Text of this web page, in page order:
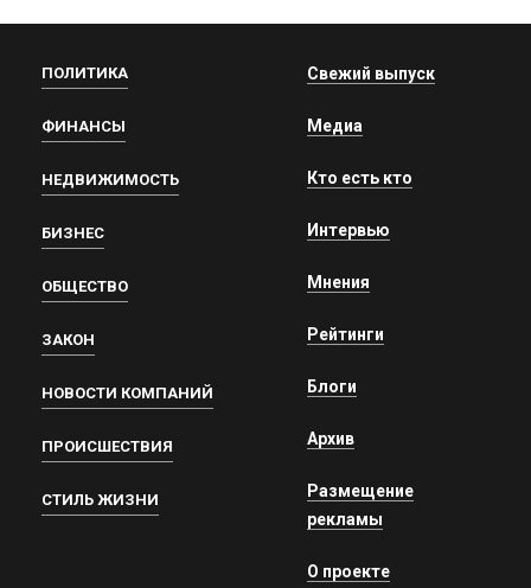
ПОЛИТИКА
ФИНАНСЫ
НЕДВИЖИМОСТЬ
БИЗНЕС
ОБЩЕСТВО
ЗАКОН
НОВОСТИ КОМПАНИЙ
ПРОИСШЕСТВИЯ
СТИЛЬ ЖИЗНИ
Свежий выпуск
Медиа
Кто есть кто
Интервью
Мнения
Рейтинги
Блоги
Архив
Размещение
рекламы
О проекте